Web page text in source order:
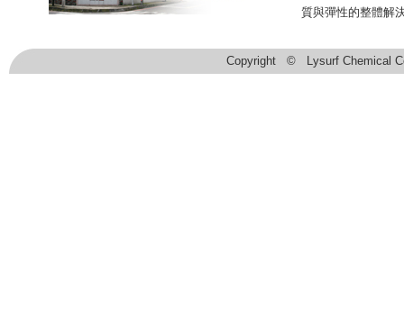
質與彈性的整體解
Copyright © Lysurf Chemical